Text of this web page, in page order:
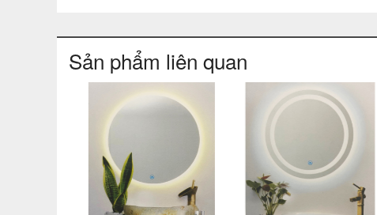
Sản phẩm liên quan